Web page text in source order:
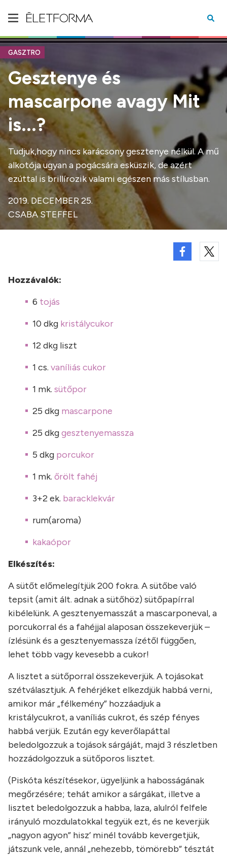
GASZTRO
Gesztenye és
mascarpone avagy Mit
is...?
Tudjuk,hogy nincs karácsony gesztenye nélkül. A mű
alkotója ugyan a pogácsára esküszik, de azért
ezúttal is brillírozik valami egészen más stílusban.
2019. DECEMBER 25.
CSABA STEFFEL
Hozzávalók:
6 tojás
10 dkg kristálycukor
12 dkg liszt
1 cs. vaníliás cukor
1 mk. sütőpor
25 dkg mascarpone
25 dkggesztenyemassza
5 dkg porcukor
1 mk. őrölt fahéj
3+2 ek. baracklekvár
rum(aroma)
kakaópor
Elkészítés:
A sütőt előmelegítjük 200 fokra. A sütőbe való
tepsit (amit ált. adnak a sütőhöz) sütőpapírral
kibélelünk. A gesztenyemasszát a mascarponeval, a
porcukorral és a fahéjjal alaposan összekeverjük –
ízlésünk és a gesztenyemassza ízétől függően,
lehet több vagy kevesebb a cukor!
A lisztet a sütőporral összekeverjük. A tojásokat
szétválasztjuk. A fehérjéket elkezdjük habbá verni,
amikor már „félkemény” hozzáadjuk a
kristálycukrot, a vaníliás cukrot, és szép fényes
habbá verjük. Ezután egy keverőlapáttal
beledolgozzuk a tojások sárgáját, majd 3 részletben
hozzádolgozzuk a sütőporos lisztet.
(Piskóta készítésekor, ügyeljünk a habosságának
megőrzésére; tehát amikor a sárgákat, illetve a
lisztet beledolgozzuk a habba, laza, alulról felfele
irányuló mozdulatokkal tegyük ezt, és ne keverjük
„nagyon agyon” hisz’ minél tovább kevergetjük,
játszunk vele, annál „nehezebb, tömörebb” tésztát